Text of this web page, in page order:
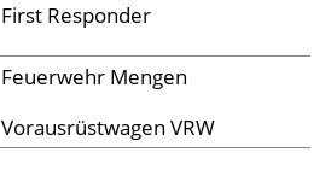
First Responder
Feuerwehr Mengen
Vorausrüstwagen VRW